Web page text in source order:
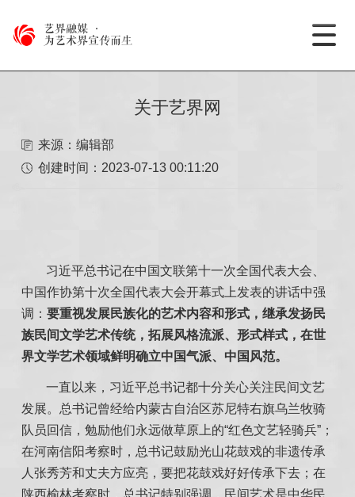
艺界融媒
·
为艺术界宣传而生
关于艺界网
来源：编辑部
创建时间： 2023-07-13 00:11:20
习近平总书记在中国文联第十一次全国代表大会、
中国作协第十次全国代表大会开幕式上发表的讲话中强
调 ： 要重视发展民族化的艺术内容和形式，继承发扬民
族民间文学艺术传统，拓展风格流派、形式样式，在世
界文学艺术领域鲜明确立中国气派、中国风范。
一直以来，习近平总书记都十分关心关注民间文艺
发展。总书记曾经给内蒙古自治区苏尼特右旗乌兰牧骑
队员回信，勉励他们永远做草原上的“红色文艺轻骑兵”；
在河南信阳考察时，总书记鼓励光山花鼓戏的非遗传承
人张秀芳和丈夫方应亮，要把花鼓戏好好传承下去；在
陕西榆林考察时，总书记特别强调，民间艺术是中华民